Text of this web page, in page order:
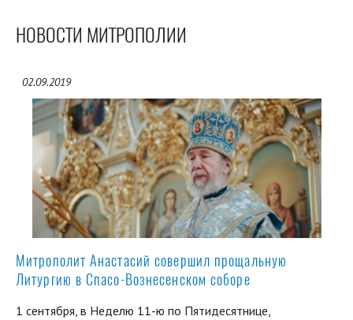
НОВОСТИ МИТРОПОЛИИ
02.09.2019
Митрополит Анастасий совершил прощальную
Литургию в Спасо-Вознесенском соборе
1 сентября, в Неделю 11-ю по Пятидесятнице,